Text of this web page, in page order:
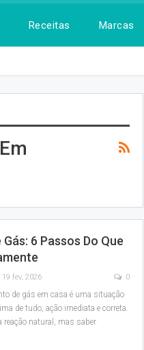
Receitas Marcas
6 Passos Do Que
19 fev, 2026 0
de gás em casa é uma situação
de tudo, ação imediata e correta.
reação natural, mas saber